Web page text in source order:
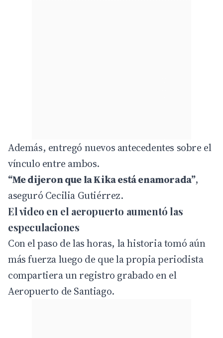
Además, entregó nuevos antecedentes sobre el
vínculo entre ambos.
“Me dijeron que la Kika está enamorada”,
aseguró Cecilia Gutiérrez.
El video en el aeropuerto aumentó las
especulaciones
Con el paso de las horas, la historia tomó aún
más fuerza luego de que la propia periodista
compartiera un registro grabado en el
Aeropuerto de Santiago.